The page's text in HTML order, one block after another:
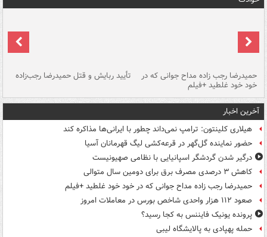
حمیدرضا رجب زاده مداح جوانی که در
خود خود غلطید +فیلم
تأیید ربایش و قتل حمیدرضا رجب‌زاده
آخرین اخبار
هیلاری کلینتون: ترامپ نمی‌داند چطور با ایرانی‌ها مذاکره کند
حضور نماینده گل‌گهر در قرعه‌کشی لیگ قهرمانان آسیا
درگیر شدن گردشگر اسپانیایی با نظامی صهیونیست
کاهش ۳ درصدی مصرف برق برای دومین سال متوالی
حمیدرضا رجب زاده مداح جوانی که در خود خود غلطید +فیلم
صعود ۱۱۲ هزار واحدی شاخص بورس در معاملات امروز
پرونده یونیک فایننس به کجا رسید؟
حمله پهپادی به پالایشگاه لیبی